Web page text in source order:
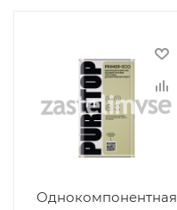
Однокомпонентная